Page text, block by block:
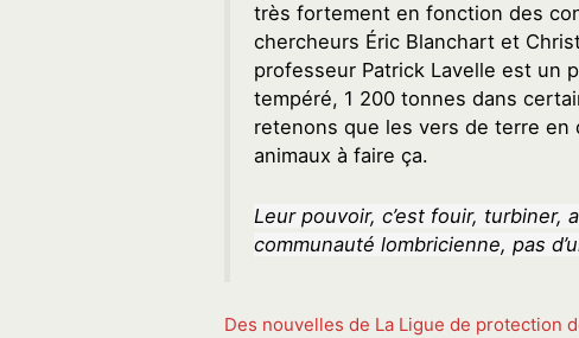
très fortement en fonction des
chercheurs Éric Blanchart et
professeur Patrick Lavelle est un
tempéré, 1 200 tonnes dans
retenons que les vers de terre en
animaux à faire ça.
Leur pouvoir, c’est fouir, turbiner,
communauté lombricienne, pas
Des nouvelles de La Ligue de protection